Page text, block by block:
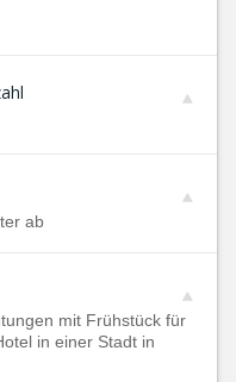
ab
mit Frühstück für
in einer Stadt in